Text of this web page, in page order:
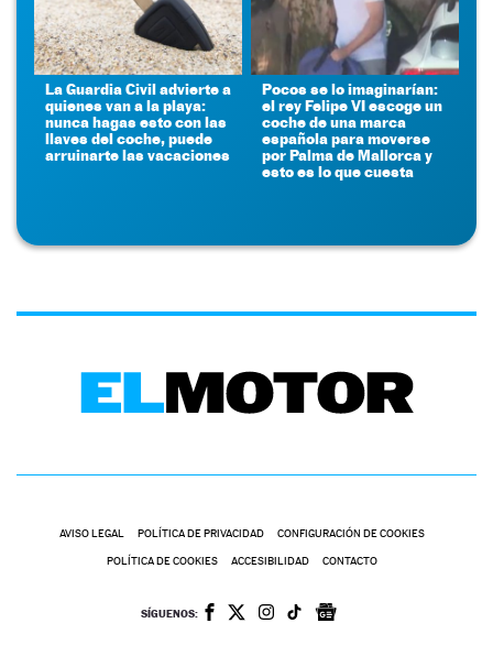
La Guardia Civil advierte a
quienes van a la playa:
nunca hagas esto con las
llaves del coche, puede
arruinarte las vacaciones
Pocos se lo imaginarían:
el rey Felipe VI escoge un
coche de una marca
española para moverse
por Palma de Mallorca y
esto es lo que cuesta
AVISO LEGAL POLÍTICA DE PRIVACIDAD CONFIGURACIÓN DE COOKIES
POLÍTICA DE COOKIES ACCESIBILIDAD CONTACTO
SÍGUENOS: